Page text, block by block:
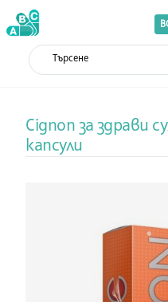
Cignon за здрави
капсули